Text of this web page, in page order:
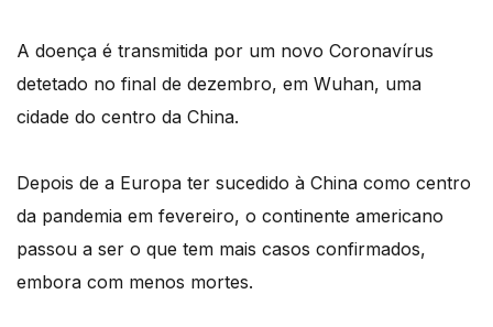
A doença é transmitida por um novo Coronavírus
detetado no final de dezembro, em Wuhan, uma
cidade do centro da China.
Depois de a Europa ter sucedido à China como centro
da pandemia em fevereiro, o continente americano
passou a ser o que tem mais casos confirmados,
embora com menos mortes.